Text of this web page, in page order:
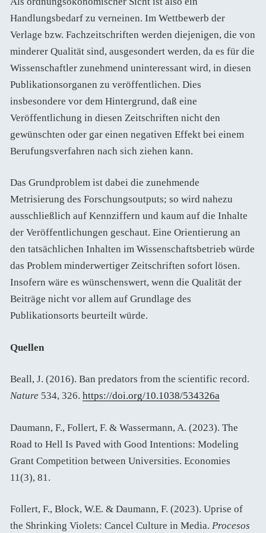
Handlungsbedarf zu verneinen. Im Wettbewerb der
Verlage bzw. Fachzeitschriften werden diejenigen, die von
minderer Qualität sind, ausgesondert werden, da es für die
Wissenschaftler zunehmend uninteressant wird, in diesen
Publikationsorganen zu veröffentlichen. Dies
insbesondere vor dem Hintergrund, daß eine
Veröffentlichung in diesen Zeitschriften nicht den
gewünschten oder gar einen negativen Effekt bei einem
Berufungsverfahren nach sich ziehen kann.
Das Grundproblem ist dabei die zunehmende
Metrisierung des Forschungsoutputs; so wird nahezu
ausschließlich auf Kennziffern und kaum auf die Inhalte
der Veröffentlichungen geschaut. Eine Orientierung an
den tatsächlichen Inhalten im Wissenschaftsbetrieb würde
das Problem minderwertiger Zeitschriften sofort lösen.
Insofern wäre es wünschenswert, wenn die Qualität der
Beiträge nicht vor allem auf Grundlage des
Publikationsorts beurteilt würde.
Quellen
Beall, J. (2016). Ban predators from the scientific record.
Nature 534, 326. https://doi.org/10.1038/534326a
Daumann, F., Follert, F. & Wassermann, A. (2023). The
Road to Hell Is Paved with Good Intentions: Modeling
Grant Competition between Universities. Economies
11(3), 81.
Follert, F., Block, W.E. & Daumann, F. (2023). Uprise of
the Shrinking Violets: Cancel Culture in Media. Procesos